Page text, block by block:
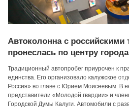
Автоколонна с российскими
пронеслась по центру города
Традиционный автопробег приурочен к
единства. Его организовало калужское
Россия» во главе с Юрием Моисеевым. В
представители «Молодой гвардии» и
Городской Думы Калуги. Автомобили с